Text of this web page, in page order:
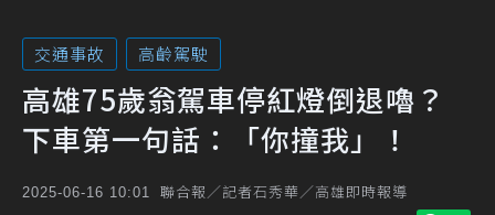
交通事故 高齡駕駛
高雄75歲翁駕車停紅燈倒退嚕？
下車第一句話：「你撞我」！
2025-06-16 10:01 聯合報／記者石秀華／高雄即時報導